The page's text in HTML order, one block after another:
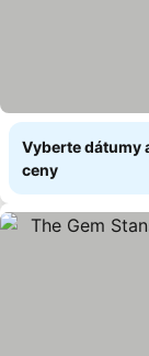
Vyberte dátumy
ceny